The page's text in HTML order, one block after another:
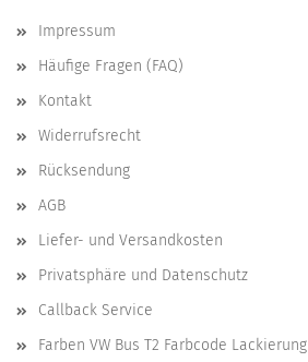
Impressum
Häufige Fragen (FAQ)
Kontakt
Widerrufsrecht
Rücksendung
AGB
Liefer- und Versandkosten
Privatsphäre und Datenschutz
Callback Service
Farben VW Bus T2 Farbcode Lackierung